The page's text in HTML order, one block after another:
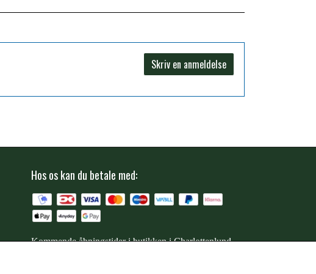
Skriv en anmeldelse
Hos os kan du betale med:
Kommende åbningstider i butikken i Charlottenlund